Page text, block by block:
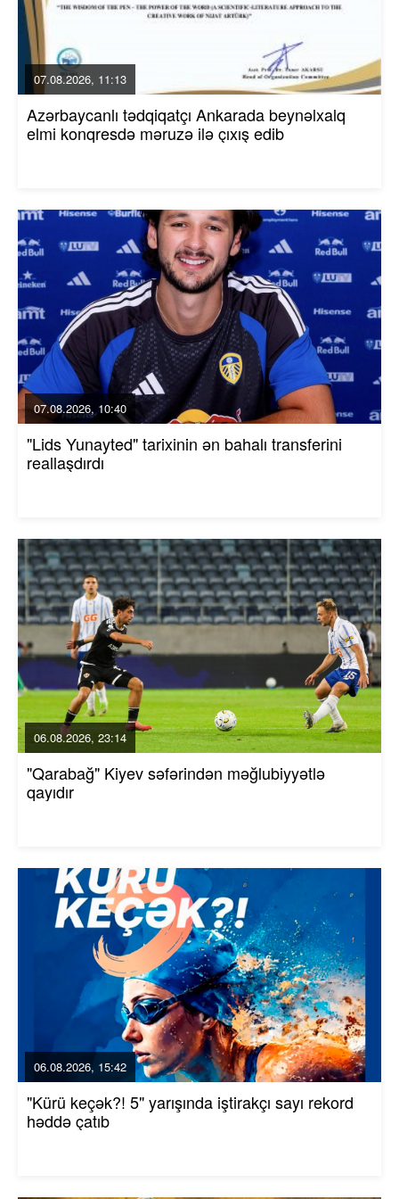
07.08.2026, 11:13
Azərbaycanlı tədqiqatçı Ankarada beynəlxalq
elmi konqresdə məruzə ilə çıxış edib
07.08.2026, 10:40
"Lids Yunayted" tarixinin ən bahalı transferini
reallaşdırdı
06.08.2026, 23:14
"Qarabağ" Kiyev səfərindən məğlubiyyətlə
qayıdır
06.08.2026, 15:42
"Kürü keçək?! 5" yarışında iştirakçı sayı rekord
həddə çatıb